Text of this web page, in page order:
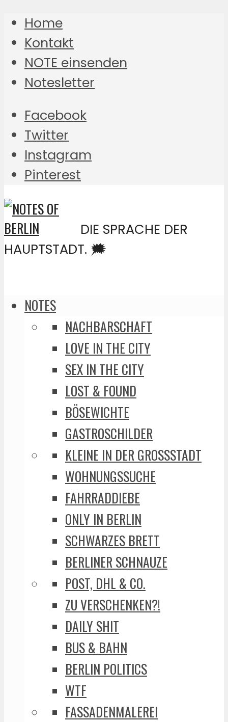
Home
Kontakt
NOTE einsenden
Notesletter
Facebook
Twitter
Instagram
Pinterest
DIE SPRACHE DER
HAUPTSTADT. 🗯️
NOTES
NACHBARSCHAFT
LOVE IN THE CITY
SEX IN THE CITY
LOST & FOUND
BÖSEWICHTE
GASTROSCHILDER
KLEINE IN DER GROSSSTADT
WOHNUNGSSUCHE
FAHRRADDIEBE
ONLY IN BERLIN
SCHWARZES BRETT
BERLINER SCHNAUZE
POST, DHL & CO.
ZU VERSCHENKEN?!
DAILY SHIT
BUS & BAHN
BERLIN POLITICS
WTF
FASSADENMALEREI